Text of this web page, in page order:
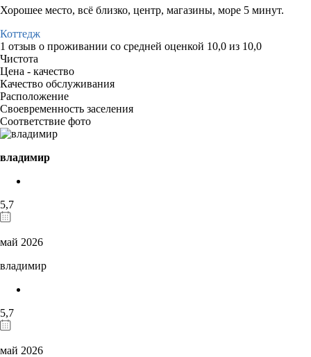
Хорошее место, всё близко, центр, магазины, море 5 минут.
Коттедж
1 отзыв о проживании со средней оценкой 10,0 из 10,0
Чистота
Цена - качество
Качество обслуживания
Расположение
Своевременность заселения
Соответствие фото
владимир
5,7
май 2026
владимир
5,7
май 2026